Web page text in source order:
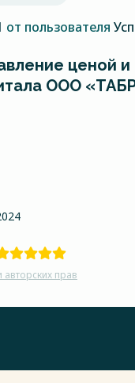
от пользователя
ценой и
ООО
прав